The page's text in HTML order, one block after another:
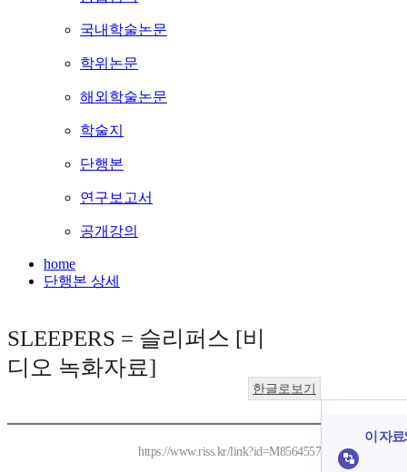
국내학술논문
학위논문
해외학술논문
학술지
단행본
연구보고서
공개강의
home
단행본 상세
SLEEPERS = 슬리퍼스 [비
디오 녹화자료]
한글로보기
https://www.riss.kr/link?id=M8564557
이 자료